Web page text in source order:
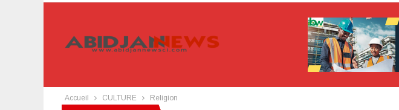
Accueil CULTURE Religion